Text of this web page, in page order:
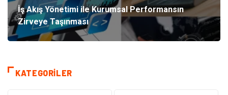
İş Akış Yönetimi ile Kurumsal Performansın
Zirveye Taşınması
KATEGORILER